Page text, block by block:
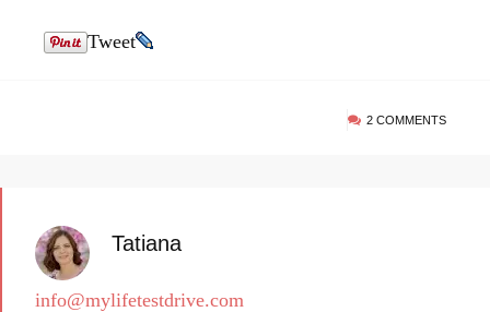
Tweet
2 COMMENTS
Tatiana
info@mylifetestdrive.com